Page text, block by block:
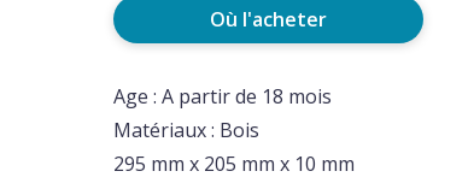
Où l'acheter
Age : A partir de 18 mois
Matériaux : Bois
295 mm x 205 mm x 10 mm